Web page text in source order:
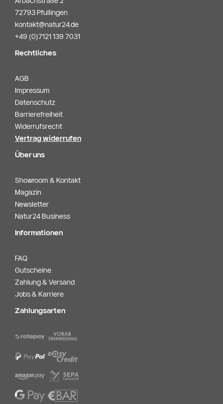
72793 Pfullingen
kontakt@natur24.de
+49 (0)7121 139 7031
Rechtliches
AGB
Impressum
Datenschutz
Barrierefreiheit
Widerrufsrecht
Vertrag widerrufen
Über uns
Showroom & Kontakt
Magazin
Newsletter
Natur24 Business
Informationen
FAQ
Gutscheine
Zahlung & Versand
Jobs & Karriere
Zahlungsarten